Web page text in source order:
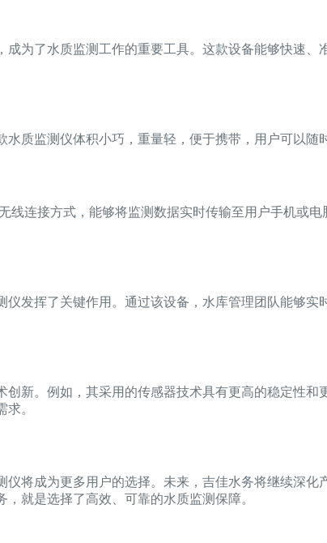
为了水质监测工作的重要工具。这款设备能够快速
质监测仪体积小巧，重量轻，便于携带，用户可以随
线连接方式，能够将监测数据实时传输至用户手机或
发挥了关键作用。通过该设备，水库管理团队能够
新。例如，其采用的传感器技术具有更高的稳定性
。
将成为更多用户的选择。未来，吉佳水务将继续深
就是选择了高效、可靠的水质监测保障。